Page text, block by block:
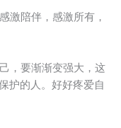
激陪伴，感激所有，
，要渐渐变强大，这
护的人。好好疼爱自